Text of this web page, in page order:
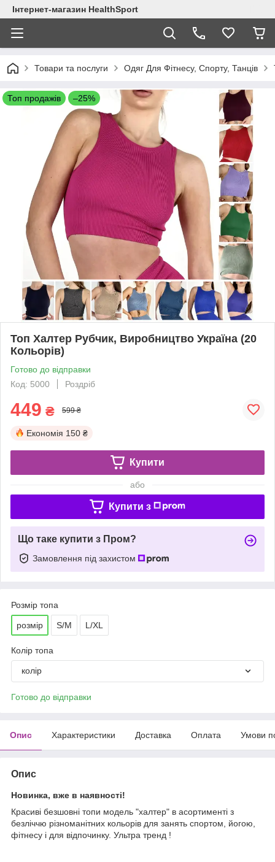
Інтернет-магазин HealthSport
Товари та послуги Одяг Для Фітнесу, Спорту, Танців
Топ продажів –25%
Топ Халтер Рубчик, Виробництво Україна (20
Кольорів)
Готово до відправки
Код: 5000
Роздріб
449 ₴ 599 ₴
Економія 150 ₴
Купити
або
Купити з
Що таке купити з Пром?
Замовлення під захистом
Розмір топа
розмір S/M L/XL
Колір топа
колір
Готово до відправки
Опис Характеристики Доставка Оплата Умови
Опис
Новинка, вже в наявності!
Красиві безшовні топи модель "халтер" в асортименті з
безліччю різноманітних кольорів для занять спортом, йогою,
фітнесу і для відпочинку. Ультра тренд !